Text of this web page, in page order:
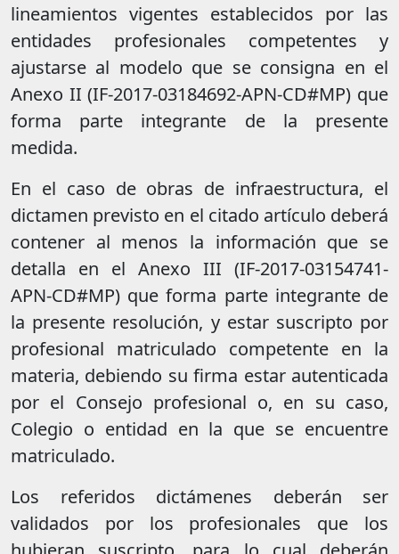
lineamientos vigentes establecidos por las
entidades profesionales competentes y
ajustarse al modelo que se consigna en el
Anexo II (IF-2017-03184692-APN-CD#MP) que
forma parte integrante de la presente
medida.
En el caso de obras de infraestructura, el
dictamen previsto en el citado artículo deberá
contener al menos la información que se
detalla en el Anexo III (IF-2017-03154741-
APN-CD#MP) que forma parte integrante de
la presente resolución, y estar suscripto por
profesional matriculado competente en la
materia, debiendo su firma estar autenticada
por el Consejo profesional o, en su caso,
Colegio o entidad en la que se encuentre
matriculado.
Los referidos dictámenes deberán ser
validados por los profesionales que los